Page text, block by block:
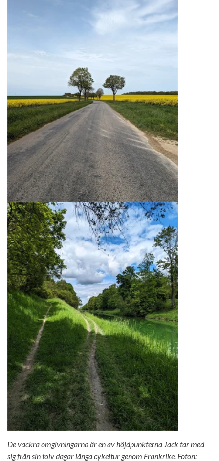
De vackra omgivningarna är en av höjdpunkterna Jack tar med
sig från sin tolv dagar långa cykeltur genom Frankrike. Foton: